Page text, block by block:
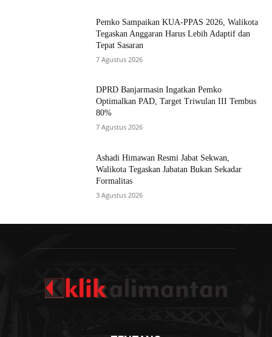
Pemko Sampaikan KUA-PPAS 2026, Walikota
Tegaskan Anggaran Harus Lebih Adaptif dan
Tepat Sasaran
7 Agustus 2026
DPRD Banjarmasin Ingatkan Pemko
Optimalkan PAD, Target Triwulan III Tembus
80%
7 Agustus 2026
Ashadi Himawan Resmi Jabat Sekwan,
Walikota Tegaskan Jabatan Bukan Sekadar
Formalitas
3 Agustus 2026